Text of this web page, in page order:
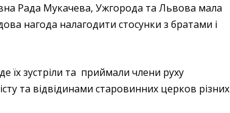
Рада Мукачева, Ужгорода та Львова мала
нагода налагодити стосунки з братами і
їх зустріли та приймали члени руху
та відвідинами старовинних церков різних